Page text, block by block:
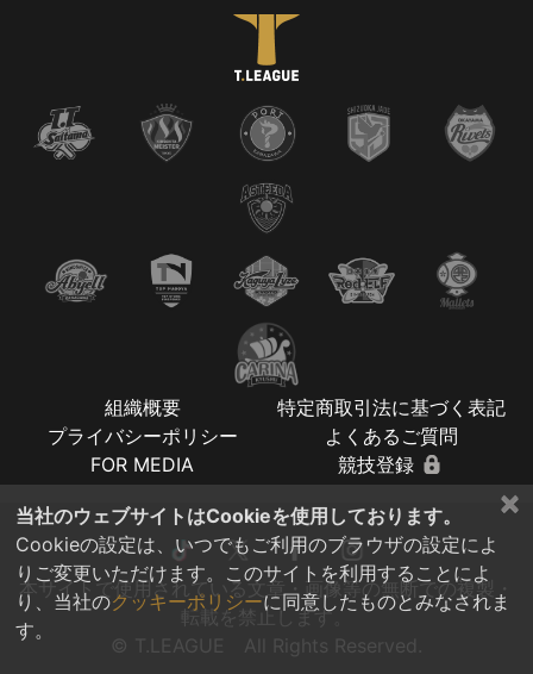
組織概要
特定商取引法に基づく表記
プライバシーポリシー
よくあるご質問
FOR MEDIA
競技登録
本サイトで使用されている文章・画像等の無断での複製・
転載を禁止します。
© T.LEAGUE All Rights Reserved.
×
当社のウェブサイトはCookieを使用しております。
Cookieの設定は、いつでもご利用のブラウザの設定によ
りご変更いただけます。このサイトを利用することによ
り、当社のクッキーポリシーに同意したものとみなされま
す。